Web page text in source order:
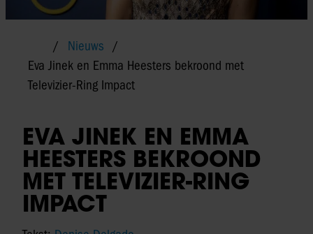
Nieuws
Eva Jinek en Emma Heesters bekroond met
Televizier-Ring Impact
EVA JINEK EN EMMA
HEESTERS BEKROOND
MET TELEVIZIER-RING
IMPACT